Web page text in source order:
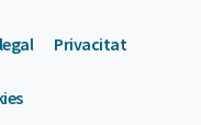
Privacitat